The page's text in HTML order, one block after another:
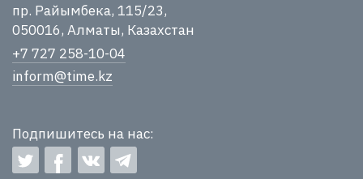
пр. Райымбека, 115/23,
050016, Алматы, Казахстан
+7 727 258-10-04
inform@time.kz
Подпишитесь на нас: